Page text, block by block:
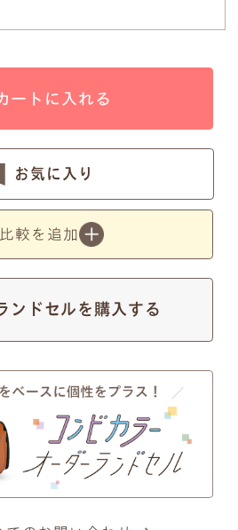
ートに入れる
お気に入り
比較を追加
ンドセルを購入する
の文字が入ると下のラインが変
異なります。あらかじめご了
注意事項2